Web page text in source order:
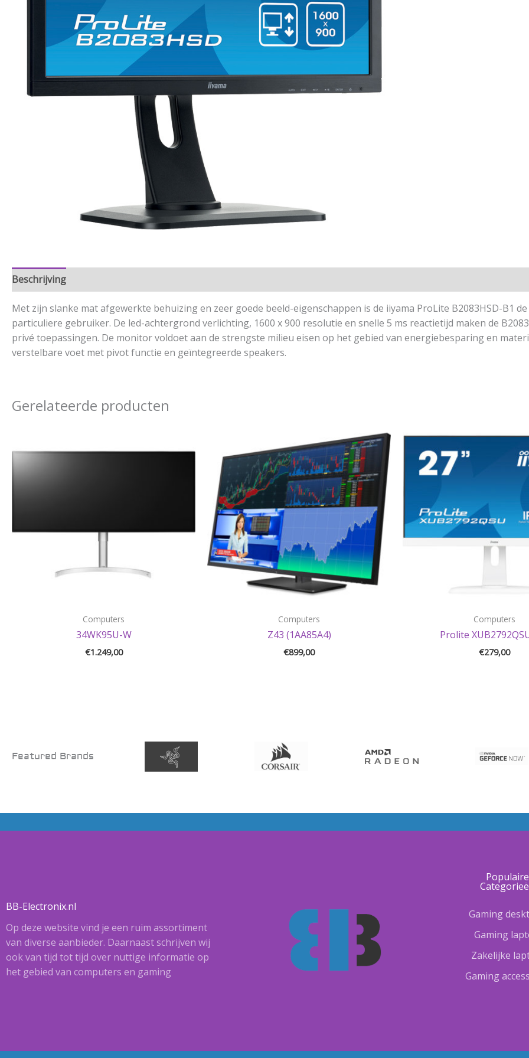
Beschrijving
Met zijn slanke mat afgewerkte behuizing en zeer goede beeld-eigenschappen is de iiyama ProLite B2083HSD-B1
particuliere gebruiker. De led-achtergrond verlichting, 1600 x 900 resolutie en snelle 5 ms reactietijd maken de
privé toepassingen. De monitor voldoet aan de strengste milieu eisen op het gebied van energiebesparing en
verstelbare voet met pivot functie en geïntegreerde speakers.
Gerelateerde producten
Computers
34WK95U-W
€1.249,00
Computers
Z43 (1AA85A4)
€899,00
Computers
Prolite
€279,00
Featured Brands
BB-Electronix.nl
Op deze website vind je een ruim assortiment
van diverse aanbieder. Daarnaast schrijven wij
ook van tijd tot tijd over nuttige informatie op
het gebied van computers en gaming
Populaire
Gaming
Gaming
Zakelijke
Gaming